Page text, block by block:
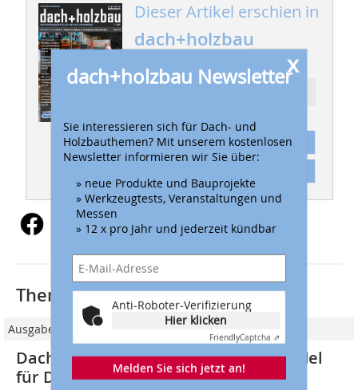
Dieser Artikel erschien in
dach+holzbau
Abonnement
x
dach+holzbau Newsletter
Sie interessieren sich für Dach- und
Holzbauthemen? Mit unserem kostenlosen
Newsletter informieren wir Sie über:
» neue Produkte und Bauprojekte
» Werkzeugtests, Veranstaltungen und
Messen
» 12 x pro Jahr und jederzeit kündbar
Anti-Roboter-Verifizierung
Hier klicken
FriendlyCaptcha ⇗
Melden Sie sich jetzt an!
Thematisch passende Artikel:
Ausgabe 05/2019
Dachdeckermarkt24: Onlinefachhandel
für Dachdecker, Zimmerer und